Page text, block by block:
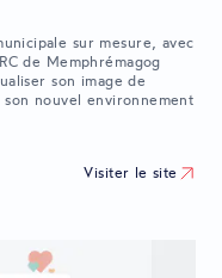
sur mesure, avec
de Memphrémagog
son image de
nouvel environnement
Visiter le site